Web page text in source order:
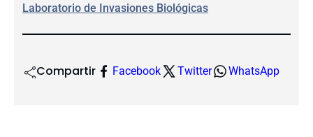
Laboratorio de Invasiones Biológicas
Compartir Facebook Twitter WhatsApp